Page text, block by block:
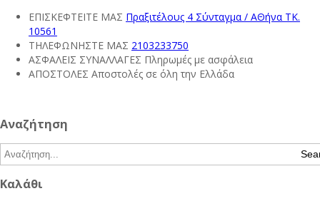
ΕΠΙΣΚΕΦΤΕΙΤΕ ΜΑΣ Πραξιτέλους 4 Σύνταγμα / ΑΘήνα ΤΚ.
10561
ΤΗΛΕΦΩΝΗΣΤΕ ΜΑΣ 2103233750
ΑΣΦΑΛΕΙΣ ΣΥΝΑΛΛΑΓΕΣ Πληρωμές με ασφάλεια
ΑΠΟΣΤΟΛΕΣ Αποστολές σε όλη την Ελλάδα
Αναζήτηση
Καλάθι